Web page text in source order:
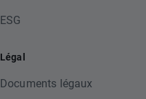
ESG
Légal
Documents légaux